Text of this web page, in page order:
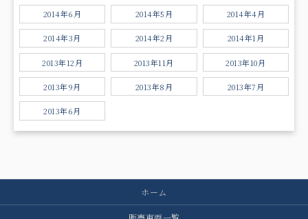
2014年6月 2014年5月 2014年4月
2014年3月 2014年2月 2014年1月
2013年12月 2013年11月 2013年10月
2013年9月 2013年8月 2013年7月
2013年6月
ホーム